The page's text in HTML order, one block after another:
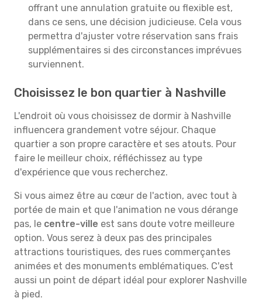
offrant une annulation gratuite ou flexible est,
dans ce sens, une décision judicieuse. Cela vous
permettra d'ajuster votre réservation sans frais
supplémentaires si des circonstances imprévues
surviennent.
Choisissez le bon quartier à Nashville
L'endroit où vous choisissez de dormir à Nashville
influencera grandement votre séjour. Chaque
quartier a son propre caractère et ses atouts. Pour
faire le meilleur choix, réfléchissez au type
d'expérience que vous recherchez.
Si vous aimez être au cœur de l'action, avec tout à
portée de main et que l'animation ne vous dérange
pas, le centre-ville est sans doute votre meilleure
option. Vous serez à deux pas des principales
attractions touristiques, des rues commerçantes
animées et des monuments emblématiques. C'est
aussi un point de départ idéal pour explorer Nashville
à pied.